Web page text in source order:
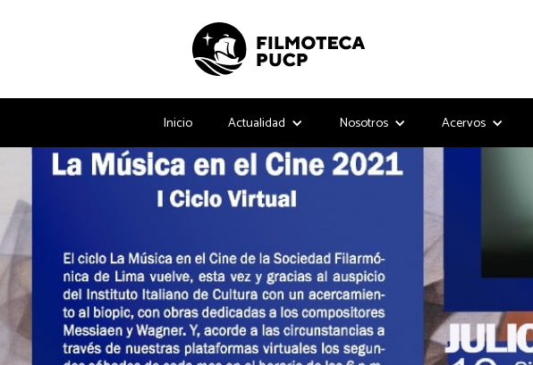
Inicio Actualidad Nosotros Acervos